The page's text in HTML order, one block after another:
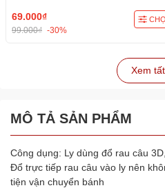
69.000₫
99.000₫ -30%
Xem
MÔ TẢ SẢN PHẨM
Công dụng: Ly dùng đổ rau câu
Đổ trực tiếp rau câu vào ly nên
tiện vận chuyển bánh